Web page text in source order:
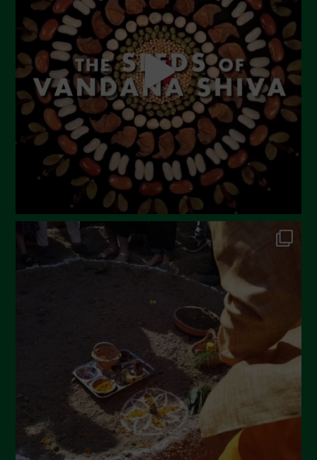
Agosto 2023
Luglio 2023
Giugno 2023
Maggio 2023
Aprile 2023
Marzo 2023
Febbraio 2023
Dicembre 2022
Novembre 2022
Ottobre 2022
Settembre 2022
Aprile 2022
Febbraio 2022
Gennaio 2022